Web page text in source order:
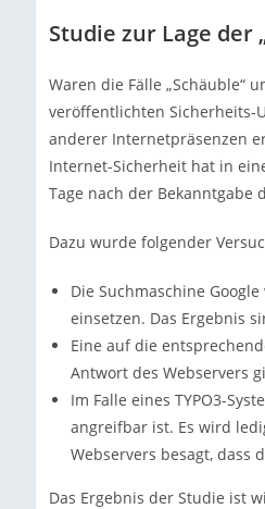
Studie zur Lage der
Waren die Fälle „Schäuble“
veröffentlichten Sicherheits-
anderer Internetpräsenzen
Internet-Sicherheit hat in
Tage nach der Bekanntgabe
Dazu wurde folgender
Die Suchmaschine
einsetzen. Das Ergebnis
Eine auf die
Antwort des Webservers
Im Falle eines TYPO3-
angreifbar ist. Es wird
Webservers besagt,
Das Ergebnis der Studie ist